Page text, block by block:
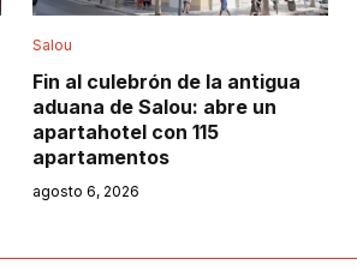
Salou
Fin al culebrón de la antigua
aduana de Salou: abre un
apartahotel con 115
apartamentos
agosto 6, 2026